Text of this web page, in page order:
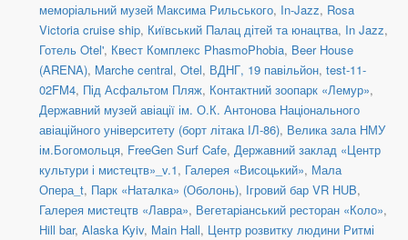
меморіальний музей Максима Рильського, In-Jazz, Rosa
Victoria cruise ship, Київський Палац дітей та юнацтва, In Jazz,
Готель Otel', Квест Комплекс PhasmoPhobia, Beer House
(ARENA), Marche central, Otel, ВДНГ, 19 павільйон, test-11-
02FM4, Під Асфальтом Пляж, Контактний зоопарк «Лемур»,
Державний музей авіації ім. О.К. Антонова Національного
авіаційного університету (борт літака ІЛ-86), Велика зала НМУ
ім.Богомольця, FreeGen Surf Cafe, Державний заклад «Центр
культури і мистецтв»_v.1, Галерея «Висоцький», Мала
Опера_t, Парк «Наталка» (Оболонь), Ігровий бар VR HUB,
Галерея мистецтв «Лавра», Вегетаріанський ресторан «Коло»,
Hill bar, Alaska Kyiv, Main Hall, Центр розвитку людини Ритмі